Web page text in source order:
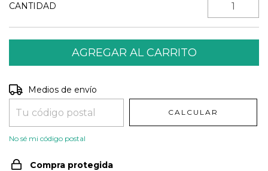
CANTIDAD
Entregas para el CP:
Medios de envío
CALCULAR
No sé mi código postal
Compra protegida